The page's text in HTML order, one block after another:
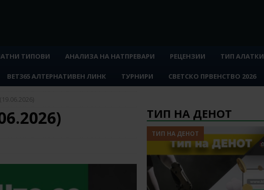
ТИПОВИ АНАЛИЗА НА НАТПРЕВАРИ РЕЦЕНЗИИ ТИП АЛАТКИ
BET365 АЛТЕРНАТИВЕН ЛИНК ТУРНИРИ СВЕТСКО ПРВЕНСТВО 2026
ТИП НА ДЕНОТ
ТИП НА ДЕНОТ